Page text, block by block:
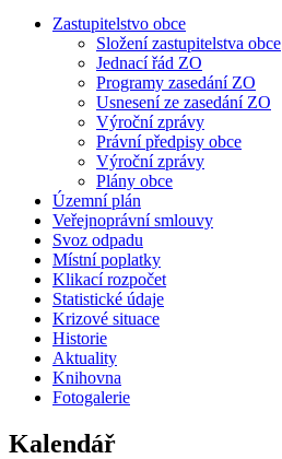
Zastupitelstvo obce
Složení zastupitelstva obce
Jednací řád ZO
Programy zasedání ZO
Usnesení ze zasedání ZO
Výroční zprávy
Právní předpisy obce
Výroční zprávy
Plány obce
Územní plán
Veřejnoprávní smlouvy
Svoz odpadu
Místní poplatky
Klikací rozpočet
Statistické údaje
Krizové situace
Historie
Aktuality
Knihovna
Fotogalerie
Kalendář